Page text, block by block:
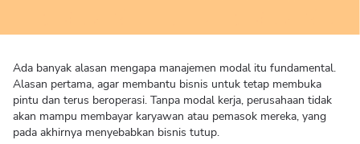
Ada banyak alasan mengapa manajemen modal itu fundamental.
Alasan pertama, agar membantu bisnis untuk tetap membuka
pintu dan terus beroperasi. Tanpa modal kerja, perusahaan tidak
akan mampu membayar karyawan atau pemasok mereka, yang
pada akhirnya menyebabkan bisnis tutup.